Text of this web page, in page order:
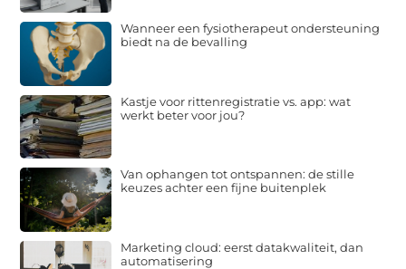
Wanneer een fysiotherapeut ondersteuning
biedt na de bevalling
Kastje voor rittenregistratie vs. app: wat
werkt beter voor jou?
Van ophangen tot ontspannen: de stille
keuzes achter een fijne buitenplek
Marketing cloud: eerst datakwaliteit, dan
automatisering